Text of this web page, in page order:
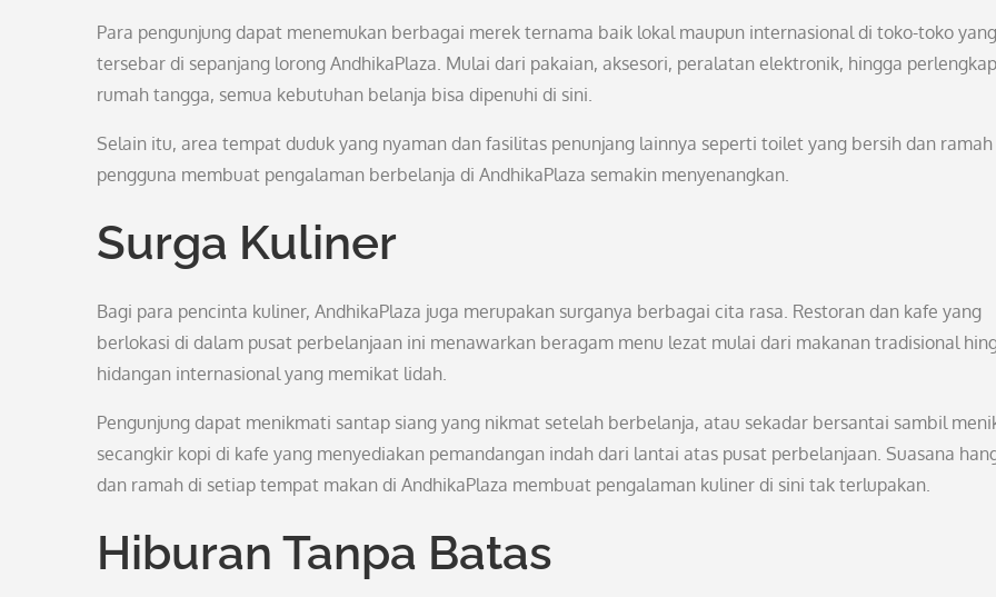
Para pengunjung dapat menemukan berbagai merek ternama baik lokal maupun internasional di toko-toko yang
tersebar di sepanjang lorong AndhikaPlaza. Mulai dari pakaian, aksesori, peralatan elektronik, hingga
rumah tangga, semua kebutuhan belanja bisa dipenuhi di sini.
Selain itu, area tempat duduk yang nyaman dan fasilitas penunjang lainnya seperti toilet yang bersih dan ramah
pengguna membuat pengalaman berbelanja di AndhikaPlaza semakin menyenangkan.
Surga Kuliner
Bagi para pencinta kuliner, AndhikaPlaza juga merupakan surganya berbagai cita rasa. Restoran dan kafe yang
berlokasi di dalam pusat perbelanjaan ini menawarkan beragam menu lezat mulai dari makanan tradisional
hidangan internasional yang memikat lidah.
Pengunjung dapat menikmati santap siang yang nikmat setelah berbelanja, atau sekadar bersantai sambil
secangkir kopi di kafe yang menyediakan pemandangan indah dari lantai atas pusat perbelanjaan. Suasana
dan ramah di setiap tempat makan di AndhikaPlaza membuat pengalaman kuliner di sini tak terlupakan.
Hiburan Tanpa Batas